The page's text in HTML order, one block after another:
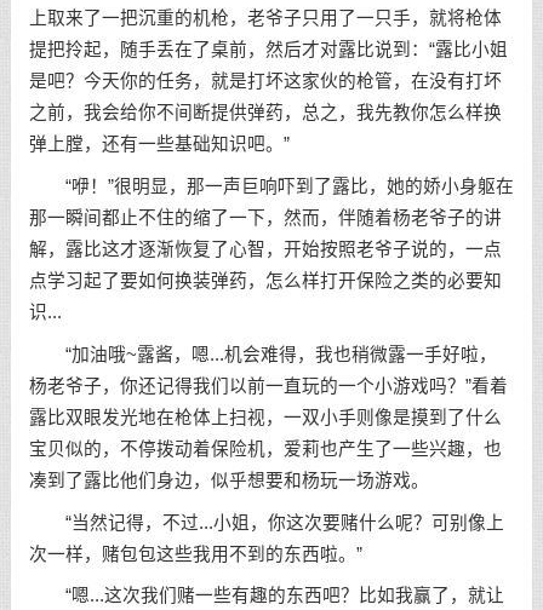
上取来了一把沉重的机枪，老爷子只用了一只手，就将枪体
提把拎起，随手丢在了桌前，然后才对露比说到：“露比小姐
是吧？今天你的任务，就是打坏这家伙的枪管，在没有打坏
之前，我会给你不间断提供弹药，总之，我先教你怎么样换
弹上膛，还有一些基础知识吧。”
“咿！”很明显，那一声巨响吓到了露比，她的娇小身躯在
那一瞬间都止不住的缩了一下，然而，伴随着杨老爷子的讲
解，露比这才逐渐恢复了心智，开始按照老爷子说的，一点
点学习起了要如何换装弹药，怎么样打开保险之类的必要知
识...
“加油哦~露酱，嗯...机会难得，我也稍微露一手好啦，
杨老爷子，你还记得我们以前一直玩的一个小游戏吗？”看着
露比双眼发光地在枪体上扫视，一双小手则像是摸到了什么
宝贝似的，不停拨动着保险机，爱莉也产生了一些兴趣，也
凑到了露比他们身边，似乎想要和杨玩一场游戏。
“当然记得，不过...小姐，你这次要赌什么呢？可别像上
次一样，赌包包这些我用不到的东西啦。”
“嗯...这次我们赌一些有趣的东西吧？比如我赢了，就让